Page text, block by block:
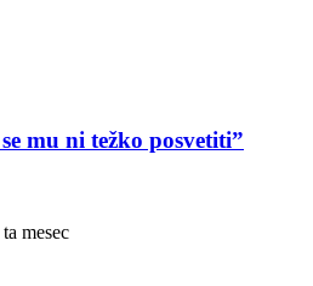
mu ni težko posvetiti”
mesec